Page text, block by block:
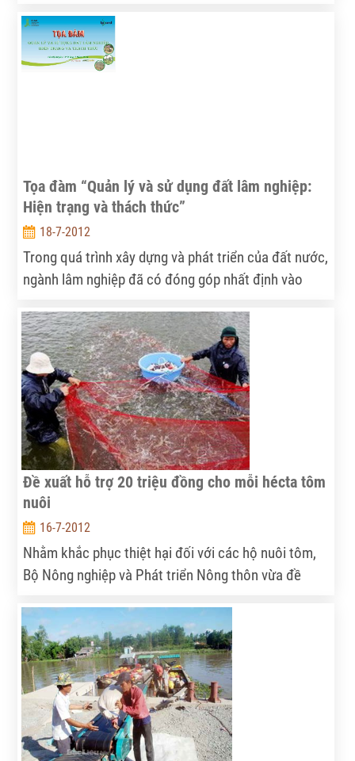
dụng đất lâm nghiệp hiện rất kém hiệu quả, bởi vậy
quản lý đất lâm nghiệp; những hiện trạng, xu hướng
và thách thức như một bài toán đang là vấn đề được
Tọa đàm “Quản lý và sử dụng đất lâm nghiệp:
Hiện trạng và thách thức”
18-7-2012
Trong quá trình xây dựng và phát triển của đất nước,
ngành lâm nghiệp đã có đóng góp nhất định vào
cải thiện đời sống cho đồng bào các dân tộc, góp
phần ổn định chính trị, đảm bảo trật tự an toàn xã
hội. Trong đó, rừng và đất lâm nghiệp đóng vai trò
rất quan trọng.
Đề xuất hỗ trợ 20 triệu đồng cho mỗi hécta tôm
nuôi
16-7-2012
Nhằm khắc phục thiệt hại đối với các hộ nuôi tôm,
Bộ Nông nghiệp và Phát triển Nông thôn vừa đề
triệu đồng/ha (tương đương khoảng 10% tổng thiệt
hại) cho người nuôi tôm.